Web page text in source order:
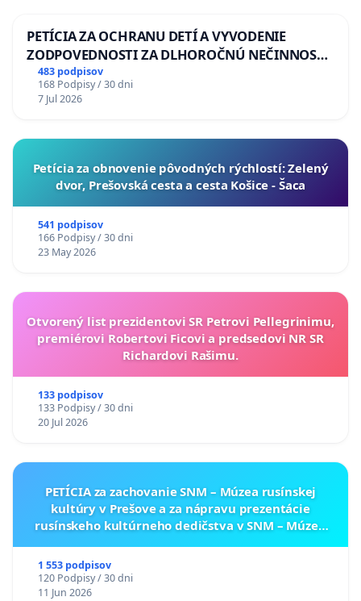
PETÍCIA ZA OCHRANU DETÍ A VYVODENIE
ZODPOVEDNOSTI ZA DLHOROČNÚ NEČINNOSŤ
A ZLYHANIE ŠTÁTU
483 podpisov
168 Podpisy / 30 dni
7 Jul 2026
​Petícia za obnovenie pôvodných rýchlostí: Zelený
dvor, Prešovská cesta a cesta Košice - Šaca
541 podpisov
166 Podpisy / 30 dni
23 May 2026
Otvorený list prezidentovi SR Petrovi Pellegrinimu,
premiérovi Robertovi Ficovi a predsedovi NR SR
Richardovi Rašimu.
133 podpisov
133 Podpisy / 30 dni
20 Jul 2026
PETÍCIA za zachovanie SNM – Múzea rusínskej
kultúry v Prešove a za nápravu prezentácie
rusínskeho kultúrneho dedičstva v SNM – Múzeu
1 553 podpisov
120 Podpisy / 30 dni
11 Jun 2026